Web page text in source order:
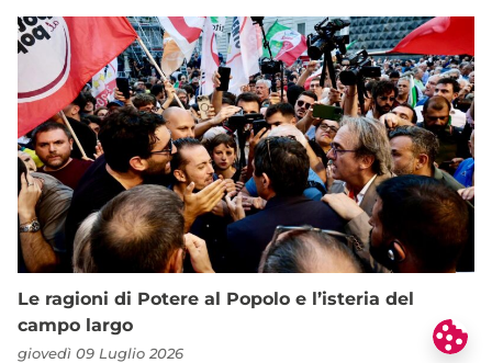
Le ragioni di Potere al Popolo e l’isteria del
campo largo
giovedì 09 Luglio 2026